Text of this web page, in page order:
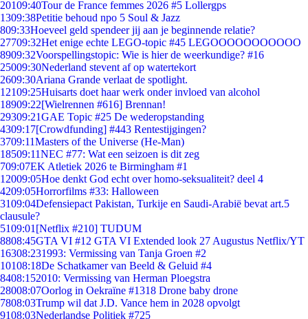
20109:40Tour de France femmes 2026 #5 Lollergps
1309:38Petitie behoud npo 5 Soul & Jazz
809:33Hoeveel geld spendeer jij aan je beginnende relatie?
27709:32Het enige echte LEGO-topic #45 LEGOOOOOOOOOOO
8909:32Voorspellingstopic: Wie is hier de weerkundige? #16
25009:30Nederland stevent af op watertekort
2609:30Ariana Grande verlaat de spotlight.
12109:25Huisarts doet haar werk onder invloed van alcohol
18909:22[Wielrennen #616] Brennan!
29309:21GAE Topic #25 De wederopstanding
4309:17[Crowdfunding] #443 Rentestijgingen?
3709:11Masters of the Universe (He-Man)
18509:11NEC #77: Wat een seizoen is dit zeg
709:07EK Atletiek 2026 te Birmingham #1
12009:05Hoe denkt God echt over homo-seksualiteit? deel 4
4209:05Horrorfilms #33: Halloween
3109:04Defensiepact Pakistan, Turkije en Saudi-Arabië bevat art.5
clausule?
5109:01 [Netflix #210] TUDUM
8808:45GTA VI #12 GTA VI Extended look 27 Augustus Netflix/YT
16308:231993: Vermissing van Tanja Groen #2
10108:18De Schatkamer van Beeld & Geluid #4
8408:152010: Vermissing van Herman Ploegstra
28008:07Oorlog in Oekraïne #1318 Drone baby drone
7808:03Trump wil dat J.D. Vance hem in 2028 opvolgt
9108:03Nederlandse Politiek #725